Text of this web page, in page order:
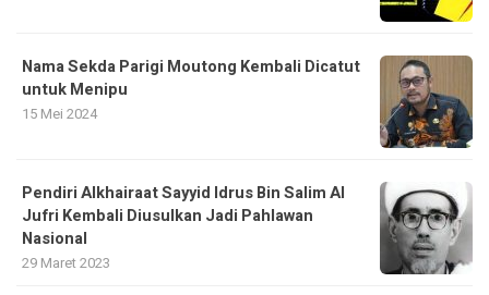
Nama Sekda Parigi Moutong Kembali Dicatut
untuk Menipu
15 Mei 2024
Pendiri Alkhairaat Sayyid Idrus Bin Salim Al
Jufri Kembali Diusulkan Jadi Pahlawan
Nasional
29 Maret 2023